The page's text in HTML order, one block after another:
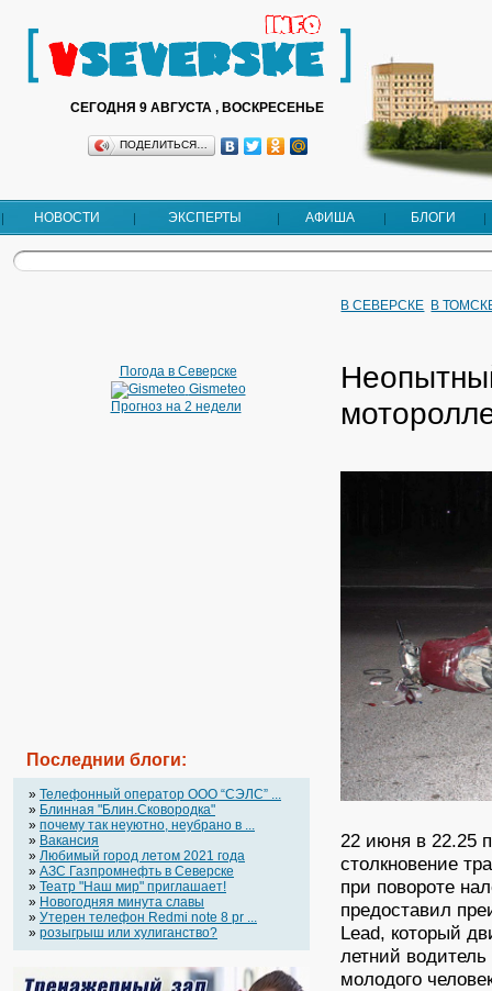
СЕГОДНЯ 9 АВГУСТА , ВОСКРЕСЕНЬЕ
ПОДЕЛИТЬСЯ…
НОВОСТИ ЭКСПЕРТЫ АФИША БЛОГИ
Погода в Северске
Gismeteo
Прогноз на 2 недели
Последнии блоги:
» Телефонный оператор OOO “СЭЛС” ...
» Блинная "Блин.Сковородка"
» почему так неуютно, неубрано в ...
» Вакансия
» Любимый город летом 2021 года
» АЗС Газпромнефть в Северске
» Театр "Наш мир" приглашает!
» Новогодняя минута славы
» Утерен телефон Redmi note 8 pr ...
» розыгрыш или хулиганство?
В СЕВЕРСКЕ В
22 июня в 22.25
столкновение
при повороте
предоставил
Lead, который
летний
молодого